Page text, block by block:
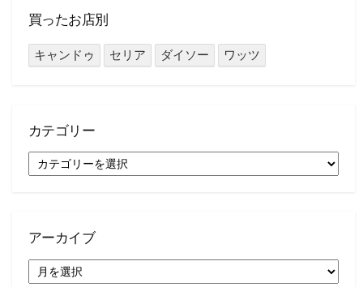
買ったお店別
キャンドゥ セリア ダイソー ワッツ
カテゴリー
テ
アーカイブ
ー